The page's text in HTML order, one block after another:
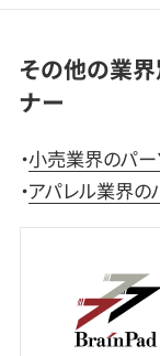
その他の業
ナー
・小売業界のパー
・アパレル業界の